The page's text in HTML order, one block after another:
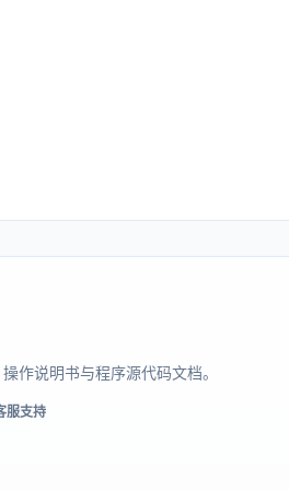
作说明书与程序源代码文档。
服支持